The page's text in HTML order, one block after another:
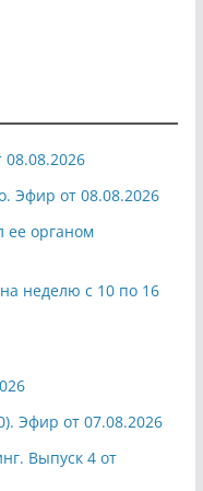
Эфир от 08.08.2026
ее органом
неделю с 10 по 16
Эфир от 07.08.2026
Выпуск 4 от